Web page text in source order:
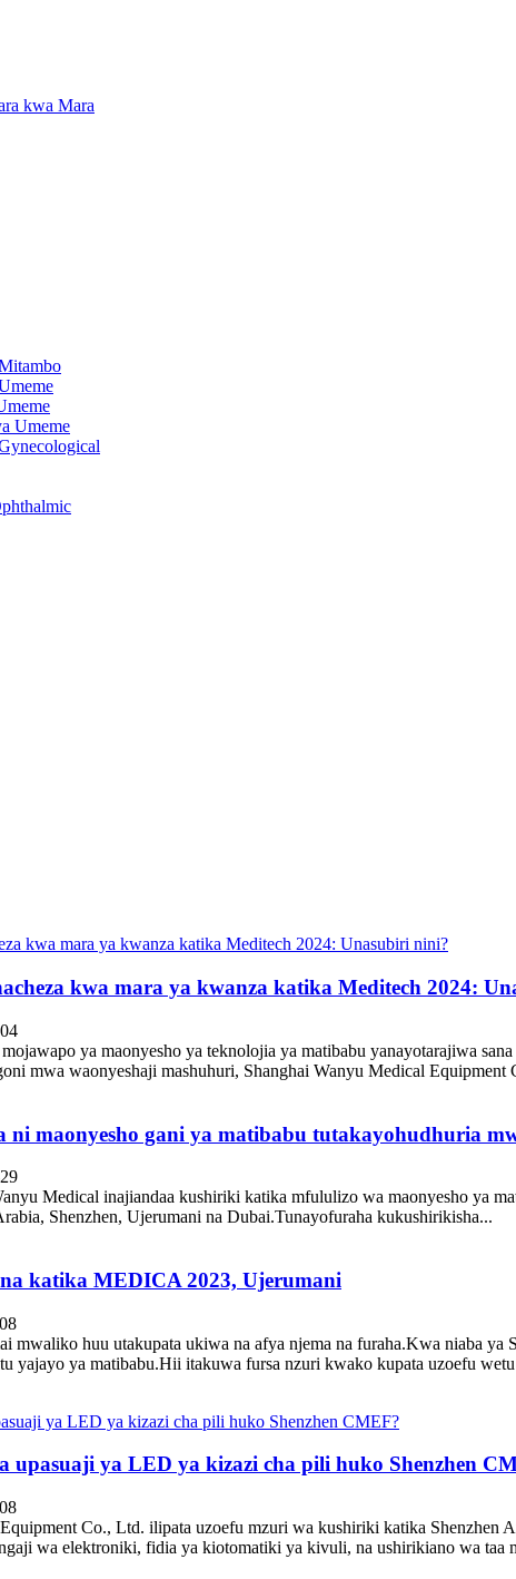
kwa Mara
Umeme
kwa mara ya kwanza katika Meditech 2024:
ya maonyesho ya teknolojia ya matibabu yanayotarajiwa
mwa waonyeshaji mashuhuri, Shanghai Wanyu Medical Equipment
ni maonyesho gani ya matibabu tutakayohudhuria
Medical inajiandaa kushiriki katika mfululizo wa maonyesho ya
Shenzhen, Ujerumani na Dubai.Tunayofuraha kukushirikisha...
katika MEDICA 2023, Ujerumani
mwaliko huu utakupata ukiwa na afya njema na furaha.Kwa niaba
yajayo ya matibabu.Hii itakuwa fursa nzuri kwako kupata uzoefu
upasuaji ya LED ya kizazi cha pili huko Shenzhen
Co., Ltd. ilipata uzoefu mzuri wa kushiriki katika
wa elektroniki, fidia ya kiotomatiki ya kivuli, na ushirikiano wa taa